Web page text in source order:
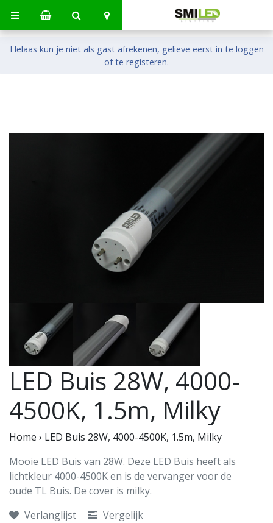
Helaas kun je niet als gast afrekenen, gelieve eerst in te loggen
of te registeren.
LED Buis 28W, 4000-
4500K, 1.5m, Milky
Home › LED Buis 28W, 4000-4500K, 1.5m, Milky
Mooie LED Buis van 28W. Deze LED Buis heeft als
lichtkleur 4000-4500K en is de vervanger voor de
oude TL Buis. De cover is milky.
Verlanglijst
Vergelijk